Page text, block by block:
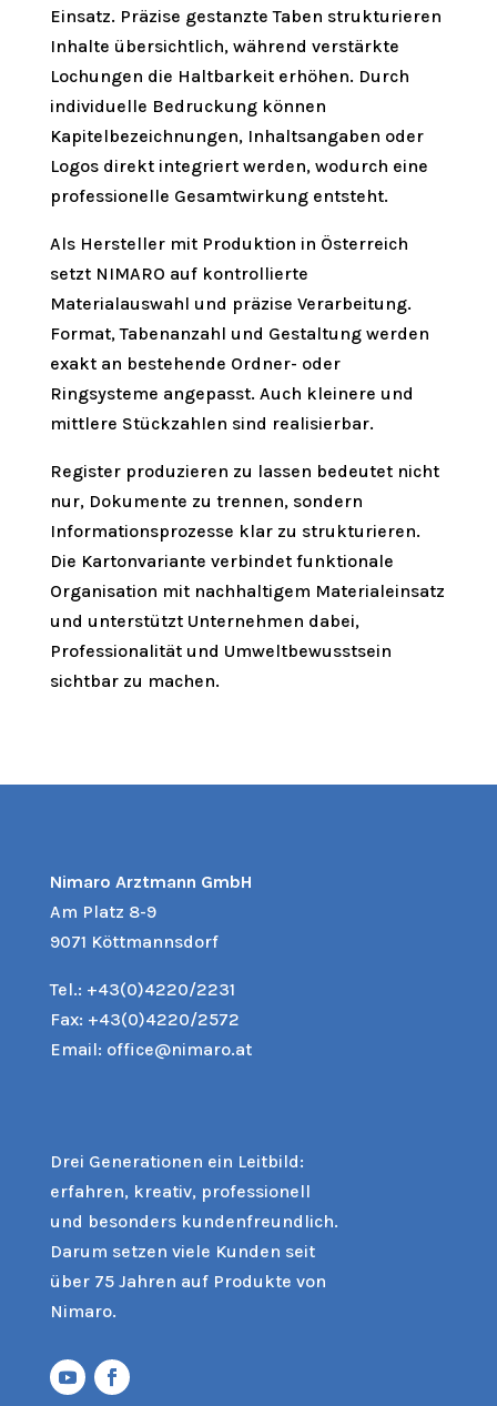
Einsatz. Präzise gestanzte Taben strukturieren
Inhalte übersichtlich, während verstärkte
Lochungen die Haltbarkeit erhöhen. Durch
individuelle Bedruckung können
Kapitelbezeichnungen, Inhaltsangaben oder
Logos direkt integriert werden, wodurch eine
professionelle Gesamtwirkung entsteht.
Als Hersteller mit Produktion in Österreich
setzt NIMARO auf kontrollierte
Materialauswahl und präzise Verarbeitung.
Format, Tabenanzahl und Gestaltung werden
exakt an bestehende Ordner- oder
Ringsysteme angepasst. Auch kleinere und
mittlere Stückzahlen sind realisierbar.
Register produzieren zu lassen bedeutet nicht
nur, Dokumente zu trennen, sondern
Informationsprozesse klar zu strukturieren.
Die Kartonvariante verbindet funktionale
Organisation mit nachhaltigem Materialeinsatz
und unterstützt Unternehmen dabei,
Professionalität und Umweltbewusstsein
sichtbar zu machen.
Nimaro Arztmann GmbH
Am Platz 8-9
9071 Köttmannsdorf
Tel.: +43(0)4220/2231
Fax: +43(0)4220/2572
Email: office@nimaro.at
Drei Generationen ein Leitbild:
erfahren, kreativ, professionell
und besonders kundenfreundlich.
Darum setzen viele Kunden seit
über 75 Jahren auf Produkte von
Nimaro.